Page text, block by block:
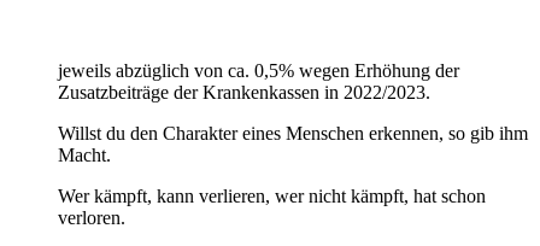
jeweils abzüglich von ca. 0,5% wegen Erhöhung der
Zusatzbeiträge der Krankenkassen in 2022/2023.
Willst du den Charakter eines Menschen erkennen, so gib ihm
Macht.
Wer kämpft, kann verlieren, wer nicht kämpft, hat schon
verloren.